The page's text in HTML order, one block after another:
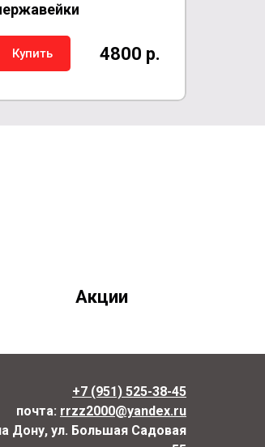
Купить 4800 р.
Акции
+7 (951) 525-38-45
почта: rrzz2000@yandex.ru
Дону, ул. Большая Садовая